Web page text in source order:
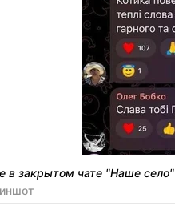
в закрытом чате "Наше село"